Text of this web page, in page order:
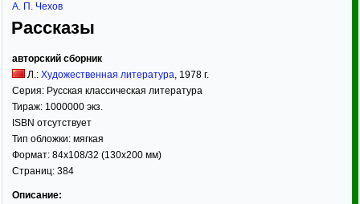
А. П. Чехов
Рассказы
авторский сборник
Л.: Художественная литература, 1978 г.
Серия: Русская классическая литература
Тираж: 1000000 экз.
ISBN отсутствует
Тип обложки: мягкая
Формат: 84x108/32 (130x200 мм)
Страниц: 384
Описание: